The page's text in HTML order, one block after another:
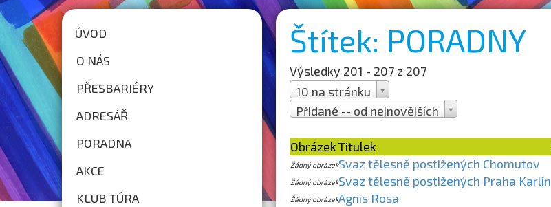
ÚVOD
O NÁS
PŘESBARIÉRY
ADRESÁŘ
PORADNA
AKCE
KLUB TÚRA
Štítek: PORADNY
Výsledky 201 - 207 z 207
10 na stránku
Přidané -- od nejnovějších
ObrázekTitulek
Žádný obrázekSvaz tělesně postižených Chomutov
Žádný obrázekSvaz tělesně postižených Praha Karlín
Žádný obrázekAgnis Rosa